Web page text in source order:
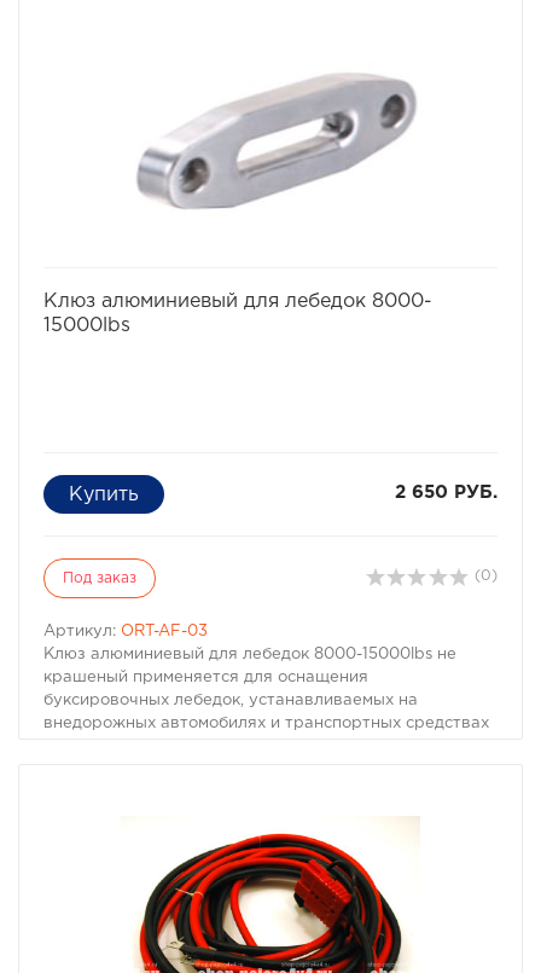
Клюз алюминиевый для лебедок 8000-
15000lbs
2 650 РУБ.
Под заказ (0)
Артикул: ORT-AF-03
Клюз алюминиевый для лебедок 8000-15000lbs не
крашеный применяется для оснащения
буксировочных лебедок, устанавливаемых на
внедорожных автомобилях и транспортных средствах
барабане. Устройство рассчитано на оборудование
лебедок с тяговым усилием от 8000 до 15000 lbs
(3600-6800 кг), имеет стандартный размер отверстия
18.5х2.5 см и может использоваться с тросом
диаметром до 12 мм.
Применение устройства обеспечит подачу троса в
нужном направлении, исключит его зажим и